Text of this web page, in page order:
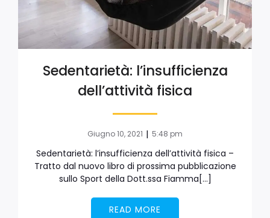
Sedentarietà: l’insufficienza
dell’attività fisica
Giugno 10, 2021 | 5:48 pm
Sedentarietà: l’insufficienza dell’attività fisica –
Tratto dal nuovo libro di prossima pubblicazione
sullo Sport della Dott.ssa Fiamma[…]
READ MORE